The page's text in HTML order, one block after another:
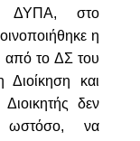
ΔΥΠΑ, στο
η
από το ΔΣ του
και
δεν
ωστόσο, να